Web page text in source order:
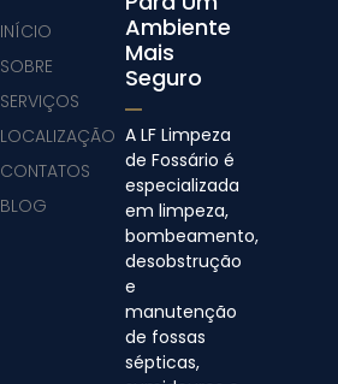
Ambiente
Mais
Seguro
A LF Limpeza
de Fossário é
especializada
em limpeza,
bombeamento,
desobstrução
e
manutenção
de fossas
sépticas,
INÍCIO
SOBRE
SERVIÇOS
LOCALIZAÇÃO
CONTATOS
BLOG